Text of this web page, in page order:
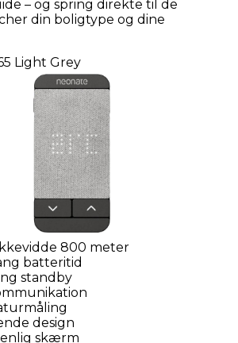
– og spring direkte til de
din boligtype og dine
Light Grey
800 meter
batteritid
standby
design
skærm